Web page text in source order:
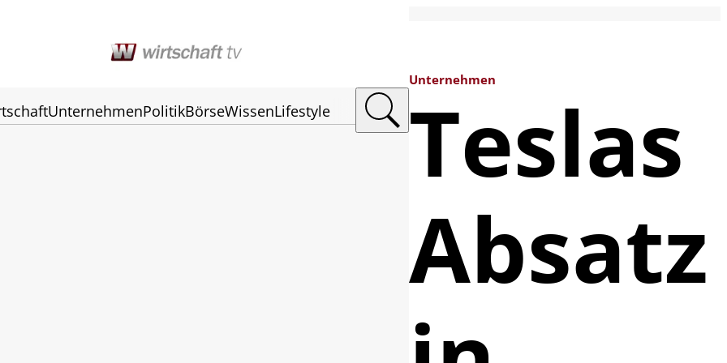
UnternehmenPolitikBörseWissenLifestyle
Unternehmen
Teslas
Absatz